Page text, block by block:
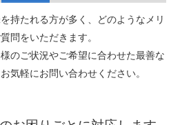
持たれる方が多く、どのようなメリ
問をいただきます。
のご状況やご希望に合わせた最善な
気軽にお問い合わせください。